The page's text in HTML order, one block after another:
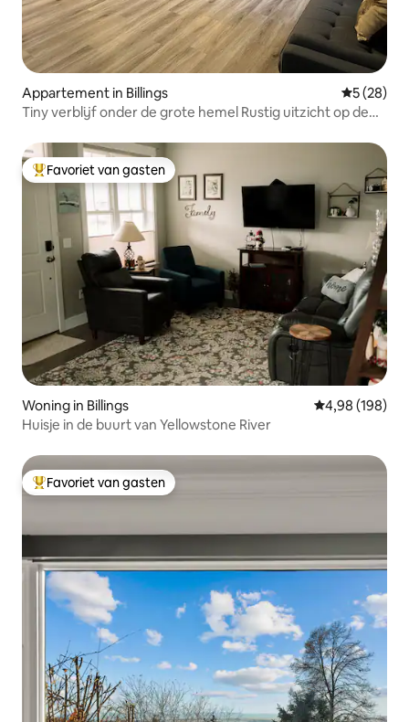
Appartement in Billings
5 (28)
Tiny verblijf onder de grote hemel Rustig uitzicht op de
Topfavoriet van gasten
Favoriet van gasten
Woning in Billings Gemiddelde
4,98 (198)
Huisje in de buurt van Yellowstone River
Topfavoriet van gasten
Favoriet van gasten